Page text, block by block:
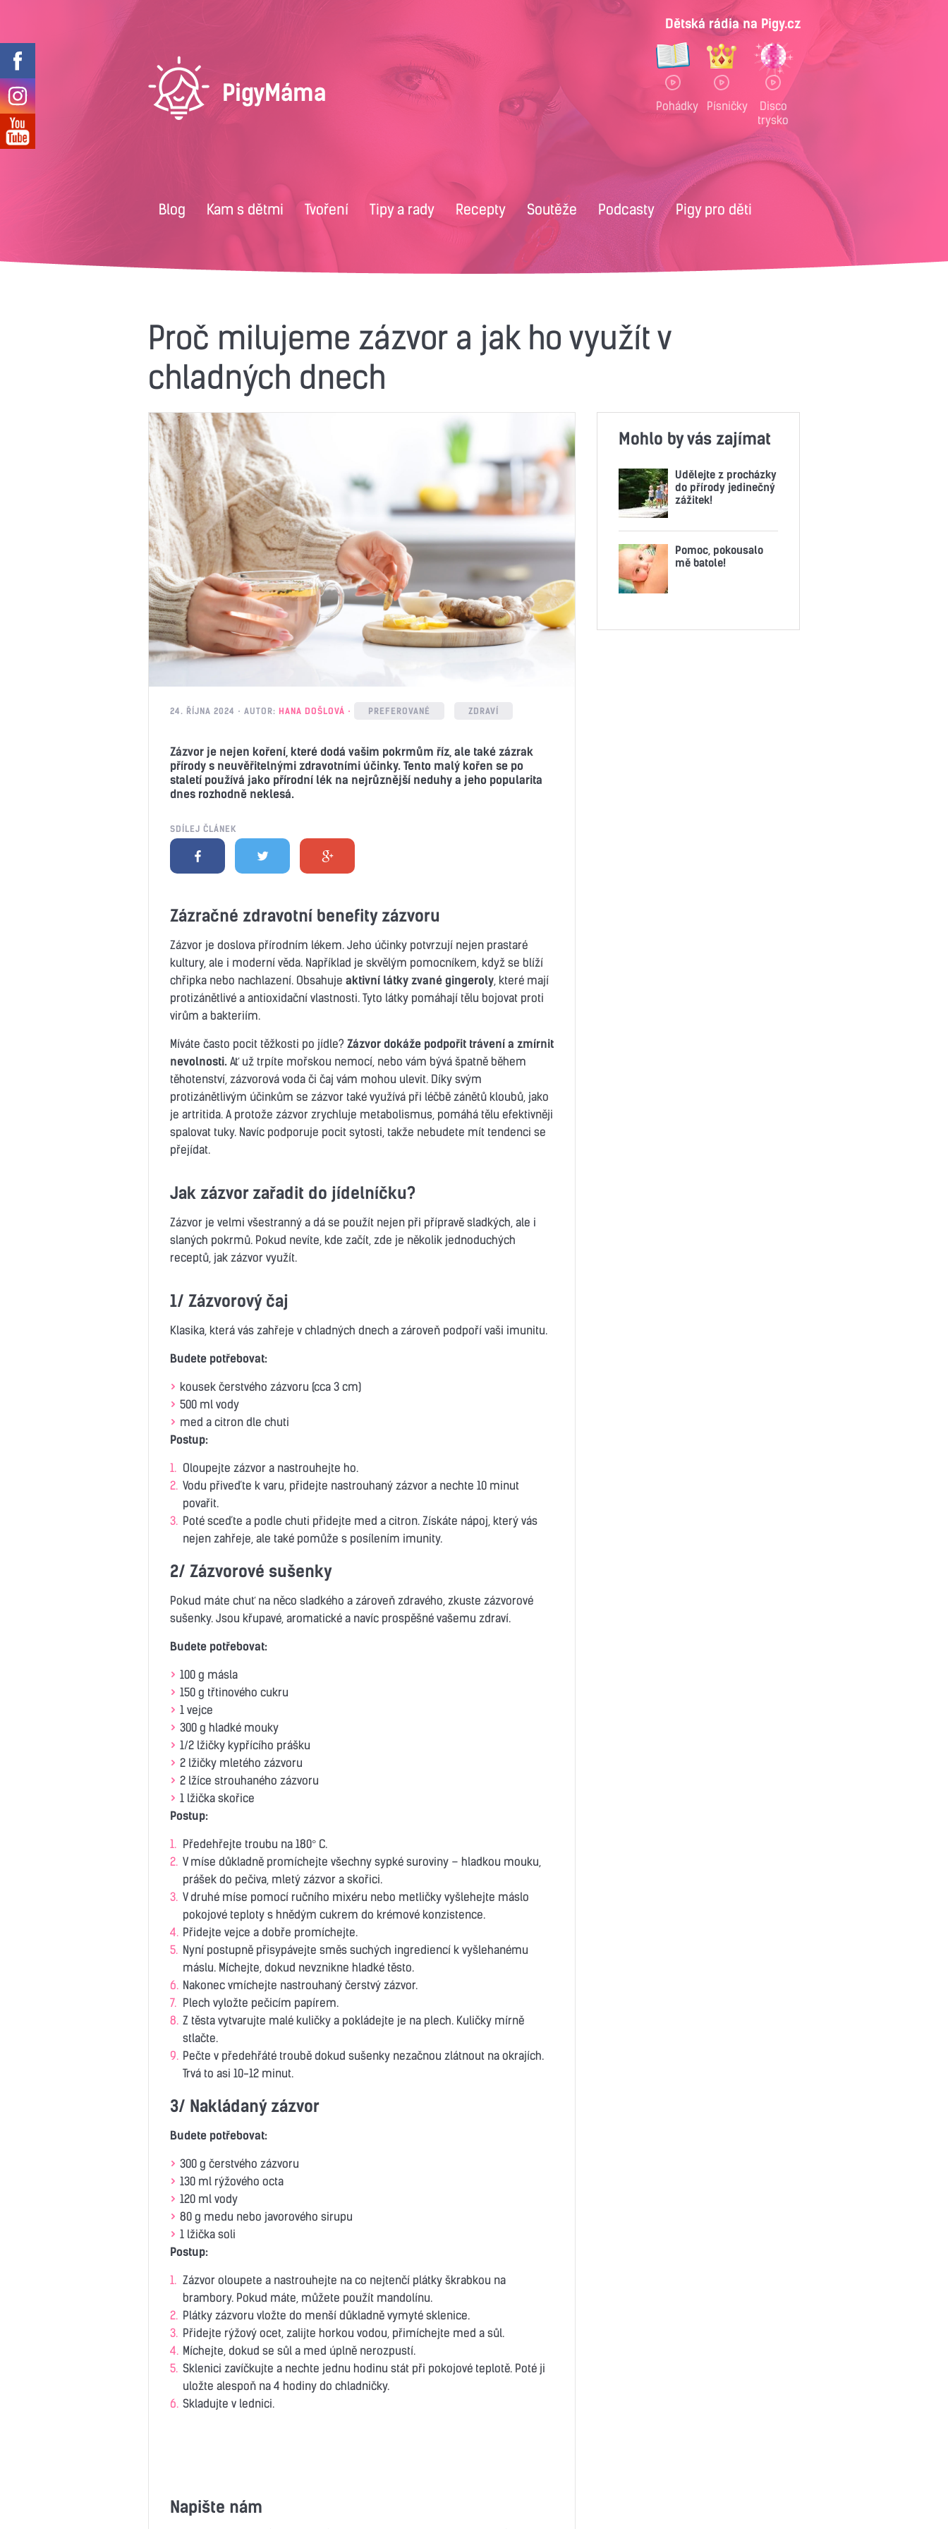
Dětská rádia na Pigy.cz
Pohádky Písničky
Disco
trysko
Blog Kam s dětmi Tvoření Tipy a rady Recepty Soutěže Podcasty Pigy pro děti
Proč milujeme zázvor a jak ho využít v
chladných dnech
24. ŘÍJNA 2024 AUTOR: HANA DOŠLOVÁ PREFEROVANÉ ZDRAVÍ
Zázvor je nejen koření, které dodá vašim pokrmům říz, ale také zázrak
přírody s neuvěřitelnými zdravotními účinky. Tento malý kořen se po
staletí používá jako přírodní lék na nejrůznější neduhy a jeho popularita
dnes rozhodně neklesá.
SDÍLEJ ČLÁNEK
Zázračné zdravotní benefity zázvoru
Zázvor je doslova přírodním lékem. Jeho účinky potvrzují nejen prastaré
kultury, ale i moderní věda. Například je skvělým pomocníkem, když se blíží
chřipka nebo nachlazení. Obsahuje aktivní látky zvané gingeroly, které mají
protizánětlivé a antioxidační vlastnosti. Tyto látky pomáhají tělu bojovat proti
virům a bakteriím.
Míváte často pocit těžkosti po jídle? Zázvor dokáže podpořit trávení a zmírnit
nevolnosti.Ať už trpíte mořskou nemocí, nebo vám bývá špatně během
těhotenství, zázvorová voda či čaj vám mohou ulevit. Díky svým
protizánětlivým účinkům se zázvor také využívá při léčbě zánětů kloubů, jako
je artritida. A protože zázvor zrychluje metabolismus, pomáhá tělu efektivněji
spalovat tuky. Navíc podporuje pocit sytosti, takže nebudete mít tendenci se
přejídat.
Jak zázvor zařadit do jídelníčku?
Zázvor je velmi všestranný a dá se použít nejen při přípravě sladkých, ale i
slaných pokrmů. Pokud nevíte, kde začít, zde je několik jednoduchých
receptů, jak zázvor využít.
1/ Zázvorový čaj
Klasika, která vás zahřeje v chladných dnech a zároveň podpoří vaši imunitu.
Budete potřebovat:
kousek čerstvého zázvoru (cca 3 cm)
500 ml vody
med a citron dle chuti
Postup:
Oloupejte zázvor a nastrouhejte ho.
Vodu přiveďte k varu, přidejte nastrouhaný zázvor a nechte 10 minut
povařit.
Poté sceďte a podle chuti přidejte med a citron. Získáte nápoj, který vás
nejen zahřeje, ale také pomůže s posílením imunity.
2/ Zázvorové sušenky
Pokud máte chuť na něco sladkého a zároveň zdravého, zkuste zázvorové
sušenky. Jsou křupavé, aromatické a navíc prospěšné vašemu zdraví.
Budete potřebovat:
100 g másla
150 g třtinového cukru
1 vejce
300 g hladké mouky
1/2 lžičky kypřícího prášku
2 lžičky mletého zázvoru
2 lžíce strouhaného zázvoru
1 lžička skořice
Postup:
Předehřejte troubu na 180° C.
V míse důkladně promíchejte všechny sypké suroviny – hladkou mouku,
prášek do pečiva, mletý zázvor a skořici.
V druhé míse pomocí ručního mixéru nebo metličky vyšlehejte máslo
pokojové teploty s hnědým cukrem do krémové konzistence.
Přidejte vejce a dobře promíchejte.
Nyní postupně přisypávejte směs suchých ingrediencí k vyšlehanému
máslu. Míchejte, dokud nevznikne hladké těsto.
Nakonec vmíchejte nastrouhaný čerstvý zázvor.
Plech vyložte pečicím papírem.
Z těsta vytvarujte malé kuličky a pokládejte je na plech. Kuličky mírně
stlačte.
Pečte v předehřáté troubě dokud sušenky nezačnou zlátnout na okrajích.
Trvá to asi 10‑12 minut.
3/ Nakládaný zázvor
Budete potřebovat:
300 g čerstvého zázvoru
130 ml rýžového octa
120 ml vody
80 g medu nebo javorového sirupu
1 lžička soli
Postup:
Zázvor oloupete a nastrouhejte na co nejtenčí plátky škrabkou na
brambory. Pokud máte, můžete použít mandolínu.
Plátky zázvoru vložte do menší důkladně vymyté sklenice.
Přidejte rýžový ocet, zalijte horkou vodou, přimíchejte med a sůl.
Míchejte, dokud se sůl a med úplně nerozpustí.
Sklenici zavíčkujte a nechte jednu hodinu stát při pokojové teplotě. Poté ji
uložte alespoň na 4 hodiny do chladničky.
Skladujte v lednici.
Napište nám
Mohlo by vás zajímat
Udělejte z procházky
do přírody jedinečný
zážitek!
Pomoc, pokousalo
mě batole!